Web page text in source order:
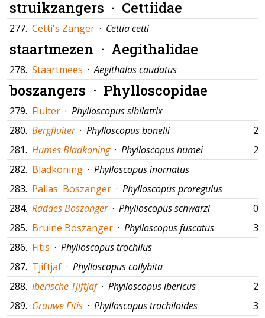
struikzangers · Cettiidae
277. Cetti's Zanger · Cettia cetti
staartmezen · Aegithalidae
278. Staartmees ·Aegithalos caudatus
boszangers · Phylloscopidae
279. Fluiter · Phylloscopus sibilatrix
280. Bergfluiter · Phylloscopus bonelli
281. Humes Bladkoning · Phylloscopus humei
282. Bladkoning · Phylloscopus inornatus
283. Pallas' Boszanger · Phylloscopus proregulus
284. Raddes Boszanger · Phylloscopus schwarzi
285. Bruine Boszanger · Phylloscopus fuscatus
286. Fitis · Phylloscopus trochilus
287. Tjiftjaf · Phylloscopus collybita
288. Iberische Tjiftjaf · Phylloscopus ibericus
289. Grauwe Fitis · Phylloscopus trochiloides